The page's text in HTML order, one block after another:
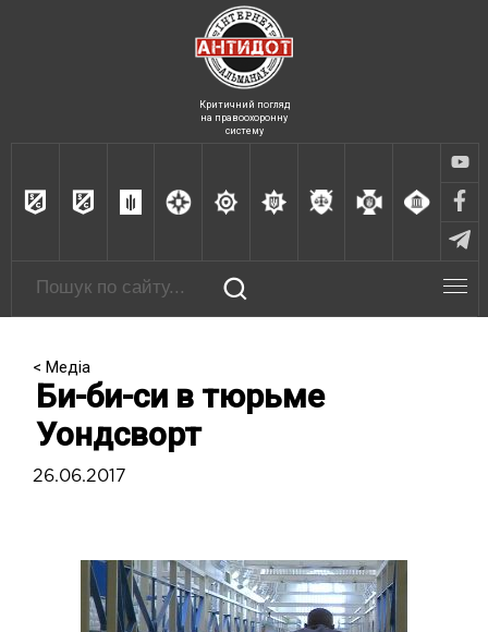
Критичний погляд
на правоохоронну
систему
< Медіа
Би-би-си в тюрьме
Уондсворт
26.06.2017